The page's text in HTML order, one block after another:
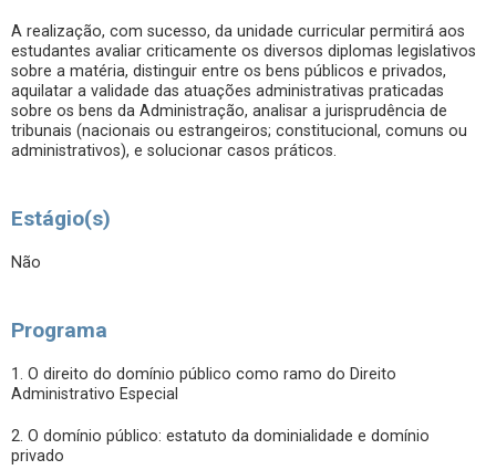
A realização, com sucesso, da unidade curricular permitirá aos
estudantes avaliar criticamente os diversos diplomas legislativos
sobre a matéria, distinguir entre os bens públicos e privados,
aquilatar a validade das atuações administrativas praticadas
sobre os bens da Administração, analisar a jurisprudência de
tribunais (nacionais ou estrangeiros; constitucional, comuns ou
administrativos), e solucionar casos práticos.
Estágio(s)
Não
Programa
1. O direito do domínio público como ramo do Direito
Administrativo Especial
2. O domínio público: estatuto da dominialidade e domínio
privado